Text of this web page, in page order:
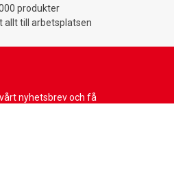
produkter
allt till arbetsplatsen
nyhetsbrev och få